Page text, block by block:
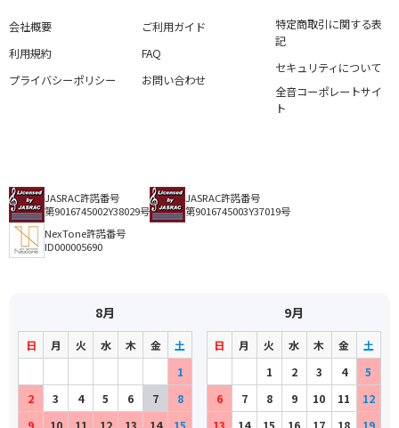
会社概要
利用規約
プライバシーポリシー
ご利用ガイド
FAQ
お問い合わせ
特定商取引に関する表
記
セキュリティについて
全音コーポレートサイ
ト
JASRAC許諾番号
第9016745002Y38029号
JASRAC許諾番号
第9016745003Y37019号
NexTone許諾番号
ID000005690
8月
日 月 火 水 木 金
土
1
2
3 4 5 6 7
8
9月
日 月 火 水 木 金
土
1
2 3 4
5
6
7 8 9 10 11
12